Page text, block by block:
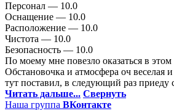
Персонал — 10.0
Оснащение — 10.0
Расположение — 10.0
Чистота — 10.0
Безопасность — 10.0
По моему мне повезло оказаться в
Обстановочка и атмосфера оч веселая
тут поставил, в следующий раз приеду
Читать дальше... Свернуть
Наша группа ВКонтакте